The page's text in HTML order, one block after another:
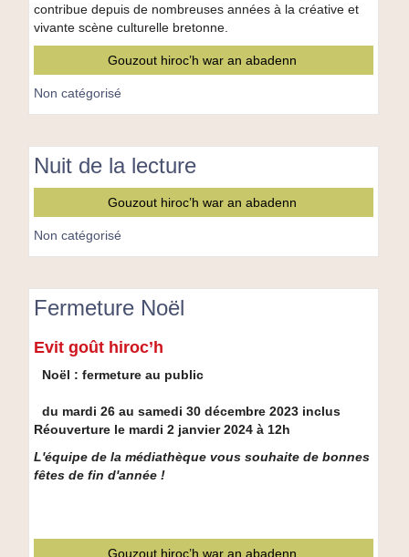
an
oabl
/
du
ciel
Jacques
Suignard
contribue depuis de nombreuses années à la créative et
vivante scène culturelle bretonne.
Gouzout hiroc’h war an abadenn
Non catégorisé
Nuit de la lecture
la
Gouzout hiroc’h war an abadenn
Non catégorisé
Fermeture Noël
Fermeture
Noël
Evit goût hiroc’h
Noël : fermeture au public
du mardi 26 au samedi 30 décembre 2023 inclus
Réouverture le mardi 2 janvier 2024 à 12h
L'équipe de la médiathèque vous souhaite de bonnes
fêtes de fin d'année !
Gouzout hiroc’h war an abadenn